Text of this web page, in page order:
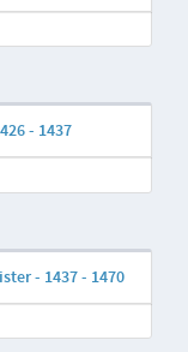
- 1437
- 1437 - 1470